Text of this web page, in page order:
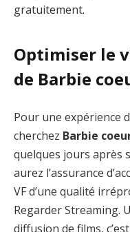
gratuitement.
Optimiser le
de Barbie
Pour une expérience
cherchez Barbie
quelques jours après
aurez l’assurance
VF d’une qualité
Regarder Streaming.
diffusion de films,